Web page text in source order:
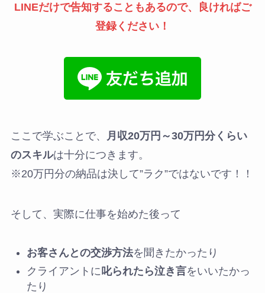
LINEだけで告知することもあるので、良ければご
登録ください！
ここで学ぶことで、
月収20万円～30万円分くらい
のスキルは十分につきます。
※20万円分の納品は決して”ラク”ではないです！！
そして、実際に仕事を始めた後って
お客さんとの交渉方法を聞きたかったり
クライアントに叱られたら泣き言をいいたかっ
たり